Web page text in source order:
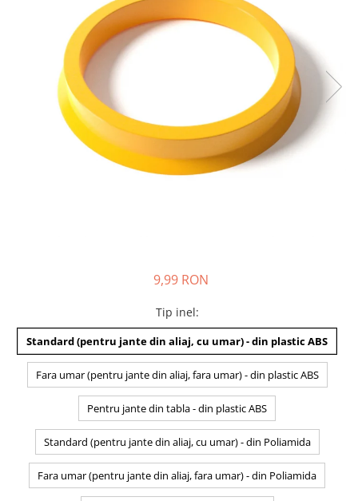
9,99 RON
Tip inel:
Standard (pentru jante din aliaj, cu umar) - din plastic ABS
Fara umar (pentru jante din aliaj, fara umar) - din plastic ABS
Pentru jante din tabla - din plastic ABS
Standard (pentru jante din aliaj, cu umar) - din Poliamida
Fara umar (pentru jante din aliaj, fara umar) - din Poliamida